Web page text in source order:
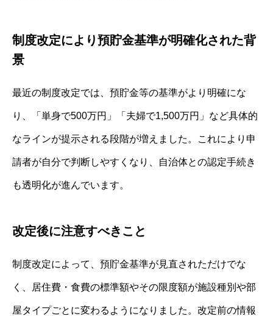
制度改定により預貯金基準が明確化された背
景
最近の制度改定では、預貯金等の基準がより明確にな
り、「単身で500万円」「夫婦で1,500万円」など具体的
なラインが提示される段階が増えました。これにより申
請者が自分で判断しやすくなり、自治体との認定手続き
も透明化が進んでいます。
改定後に注意すべきこと
制度改定によって、預貯金基準が見直されただけでな
く、居住費・食費の標準額やその限度額が施設種別や部
屋タイプごとに変わるようになりました。改定前の情報